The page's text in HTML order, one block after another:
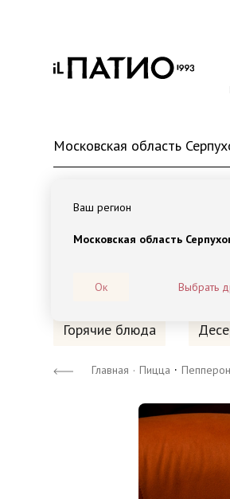
Московская область
Ваш регион
Московская область
Ок Выбрать
Наборы на компанию
Горячие блюда
Главная · Пицца ·